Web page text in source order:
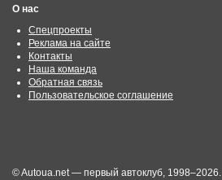
О нас
Спецпроекты
Реклама на сайте
Контакты
Наша команда
Обратная связь
Пользовательское соглашение
© Autoua.net — первый автоклуб, 1998–2026.